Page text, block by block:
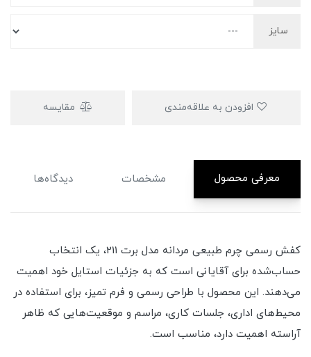
سایز
مقایسه
معرفی محصول مشخصات دیدگاه‌ها
کفش رسمی چرم طبیعی مردانه مدل برت 211، یک انتخاب
حساب‌شده برای آقایانی است که به جزئیات استایل خود اهمیت
می‌دهند. این محصول با طراحی رسمی و فرم تمیز، برای استفاده در
محیط‌های اداری، جلسات کاری، مراسم و موقعیت‌هایی که ظاهر
آراسته اهمیت دارد، مناسب است.